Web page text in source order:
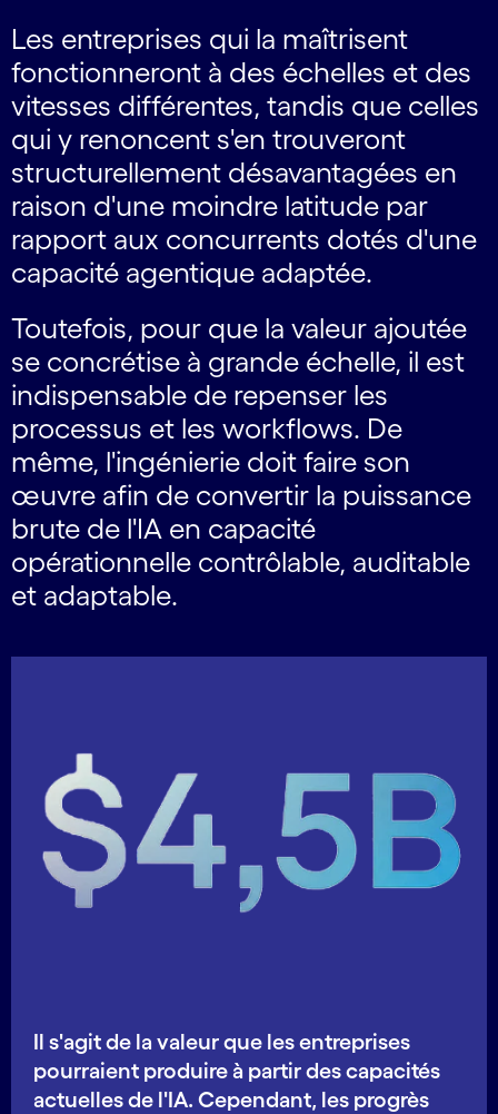
Les entreprises qui la maîtrisent
fonctionneront à des échelles et des
vitesses différentes, tandis que celles
qui y renoncent s'en trouveront
structurellement désavantagées en
raison d'une moindre latitude par
rapport aux concurrents dotés d'une
capacité agentique adaptée.
Toutefois, pour que la valeur ajoutée
se concrétise à grande échelle, il est
indispensable de repenser les
processus et les workflows. De
même, l'ingénierie doit faire son
œuvre afin de convertir la puissance
brute de l'IA en capacité
opérationnelle contrôlable, auditable
et adaptable.
Il s'agit de la valeur que les entreprises
pourraient produire à partir des capacités
actuelles de l'IA. Cependant, les progrès